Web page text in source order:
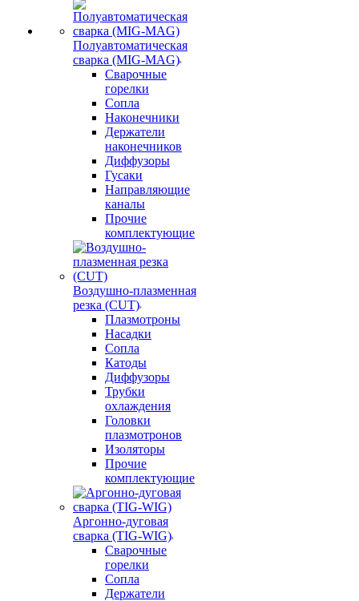
Полуавтоматическая
сварка (MIG-MAG)
Сварочные
горелки
Сопла
Наконечники
Держатели
наконечников
Диффузоры
Гусаки
Направляющие
каналы
Прочие
комплектующие
Воздушно-плазменная
резка (CUT)
Плазмотроны
Насадки
Сопла
Катоды
Диффузоры
Трубки
охлаждения
Головки
плазмотронов
Изоляторы
Прочие
комплектующие
Аргонно-дуговая
сварка (TIG-WIG)
Сварочные
горелки
Сопла
Держатели